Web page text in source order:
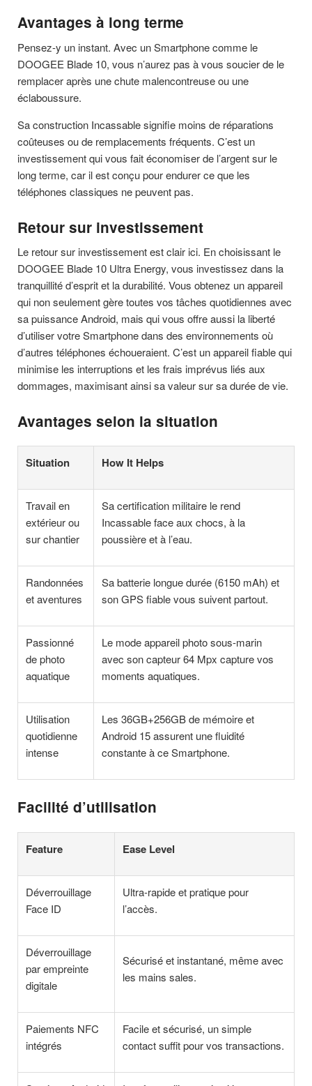
Avantages à long terme
Pensez-y un instant. Avec un Smartphone comme le
DOOGEE Blade 10, vous n’aurez pas à vous soucier de le
remplacer après une chute malencontreuse ou une
éclaboussure.
Sa construction Incassable signifie moins de réparations
coûteuses ou de remplacements fréquents. C’est un
investissement qui vous fait économiser de l’argent sur le
long terme, car il est conçu pour endurer ce que les
téléphones classiques ne peuvent pas.
Retour sur investissement
Le retour sur investissement est clair ici. En choisissant le
DOOGEE Blade 10 Ultra Energy, vous investissez dans la
tranquillité d’esprit et la durabilité. Vous obtenez un appareil
qui non seulement gère toutes vos tâches quotidiennes avec
sa puissance Android, mais qui vous offre aussi la liberté
d’utiliser votre Smartphone dans des environnements où
d’autres téléphones échoueraient. C’est un appareil fiable qui
minimise les interruptions et les frais imprévus liés aux
dommages, maximisant ainsi sa valeur sur sa durée de vie.
Avantages selon la situation
Situation How It Helps
Travail en
extérieur ou
sur chantier
Sa certification militaire le rend
Incassable face aux chocs, à la
poussière et à l’eau.
Randonnées
et aventures
Sa batterie longue durée (6150 mAh) et
son GPS fiable vous suivent partout.
Passionné
de photo
aquatique
Le mode appareil photo sous-marin
avec son capteur 64 Mpx capture vos
moments aquatiques.
Utilisation
quotidienne
intense
Les 36GB+256GB de mémoire et
Android 15 assurent une fluidité
constante à ce Smartphone.
Facilité d’utilisation
Feature Ease Level
Déverrouillage
Face ID
Ultra-rapide et pratique pour
l’accès.
Déverrouillage
par empreinte
digitale
Sécurisé et instantané, même avec
les mains sales.
Paiements NFC
intégrés
Facile et sécurisé, un simple
contact suffit pour vos transactions.